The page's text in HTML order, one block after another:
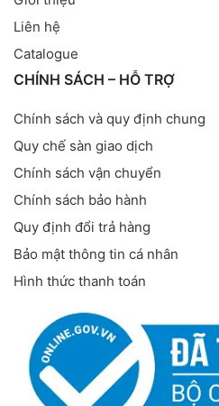
Liên hệ
Catalogue
CHÍNH SÁCH – HỖ TRỢ
Chính sách và quy định chung
Quy chế sàn giao dịch
Chính sách vận chuyển
Chính sách bảo hành
Quy định đổi trả hàng
Bảo mật thông tin cá nhân
Hình thức thanh toán